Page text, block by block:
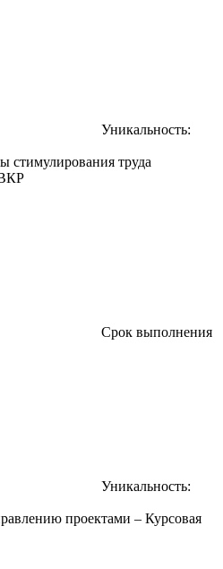
Уникальность:
стимулирования труда
Срок выполнения
Уникальность:
проектами – Курсовая